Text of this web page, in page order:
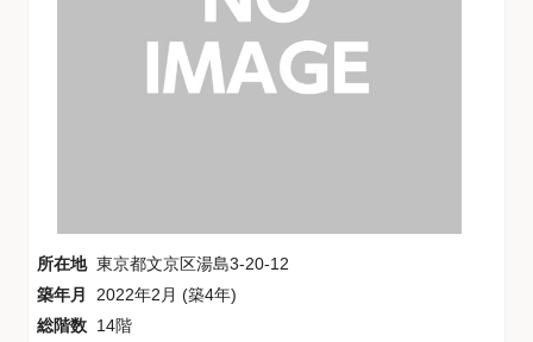
所在地 東京都文京区湯島3-20-12
築年月
2022年2月 (築4年)
総階数 14階